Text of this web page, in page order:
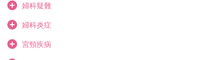
婦科疑難
婦科炎症
宮頸疾病